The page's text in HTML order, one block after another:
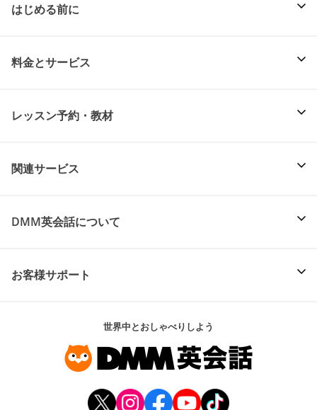
はじめる前に
料金とサービス
レッスン予約・教材
関連サービス
DMM英会話について
お客様サポート
世界中とおしゃべりしよう